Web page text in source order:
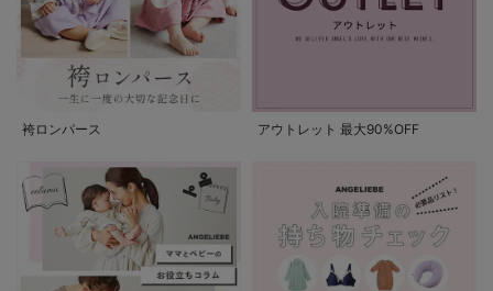
袴ロンパース アウトレット 最大90%OFF